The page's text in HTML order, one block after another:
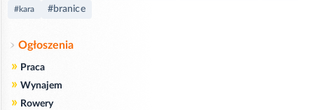
#kara #branice
Ogłoszenia
» Praca
» Wynajem
» Rowery